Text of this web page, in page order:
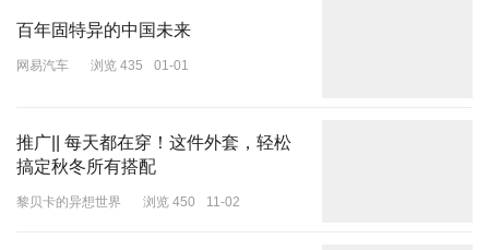
百年固特异的中国未来
网易汽车 浏览 435 01-01
推广|| 每天都在穿！这件外套，轻松
搞定秋冬所有搭配
黎贝卡的异想世界 浏览 450 11-02